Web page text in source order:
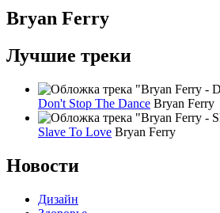
Bryan Ferry
Лучшие треки
Don't Stop The Dance Bryan Ferry
Slave To Love Bryan Ferry
Новости
Дизайн